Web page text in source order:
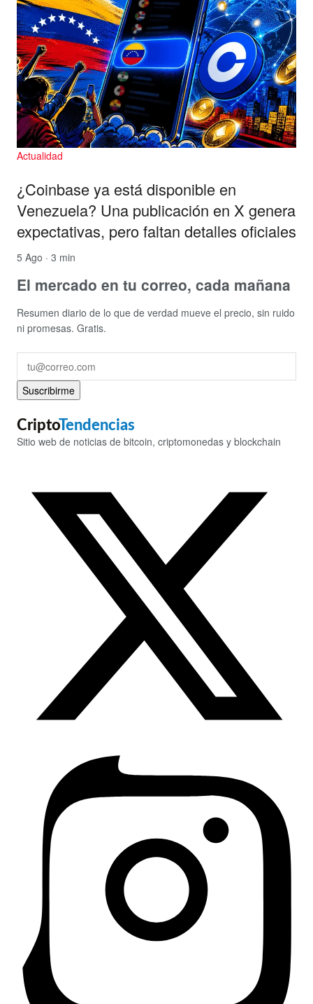
Actualidad
¿Coinbase ya está disponible en
Venezuela? Una publicación en X genera
expectativas, pero faltan detalles oficiales
5 Ago · 3 min
El mercado en tu correo, cada mañana
Resumen diario de lo que de verdad mueve el precio, sin ruido
ni promesas. Gratis.
Suscribirme
CriptoTendencias
Sitio web de noticias de bitcoin, criptomonedas y blockchain